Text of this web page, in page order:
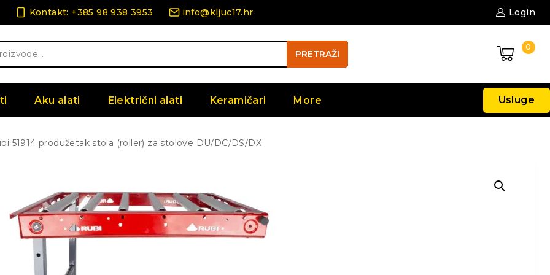
Kontakt: +385 98 938 3953 info@kljuc17.hr Login
PRETRAŽI
0
Aku alati Električni alati Keramičari More Usluge
51914 produžetak stola (roller) za stolove DU/DC/DS/DX